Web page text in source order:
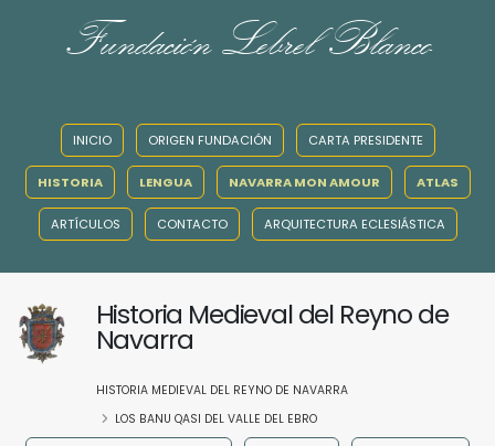
Fundación Lebrel Blanco
INICIO ORIGEN FUNDACIÓN CARTA PRESIDENTE
HISTORIA LENGUA NAVARRA MON AMOUR ATLAS
ARTÍCULOS CONTACTO ARQUITECTURA ECLESIÁSTICA
Historia Medieval del Reyno de
Navarra
HISTORIA MEDIEVAL DEL REYNO DE NAVARRA
LOS BANU QASI DEL VALLE DEL EBRO